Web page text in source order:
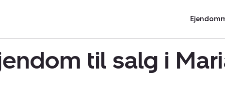
til salg i